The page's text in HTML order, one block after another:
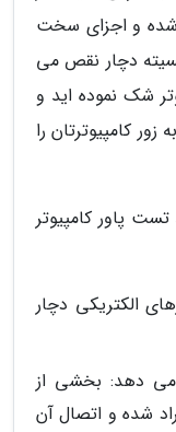
شده و اجزای سخت
دچار نقص می
شک نموده اید و
کامپیوترتان را
تست پاور کامپیوتر
الکتریکی دچار
می دهد: بخشی از
شده و اتصال آن